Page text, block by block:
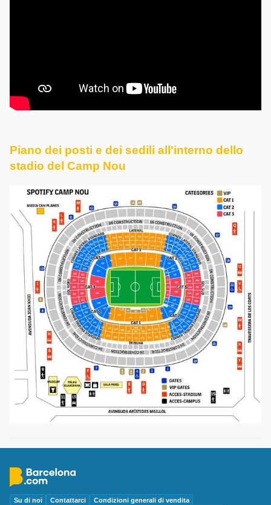
Piano dei posti e dei sedili all'interno dello
stadio del Camp Nou
Su di noi Contattarci
Condizioni generali di vendita